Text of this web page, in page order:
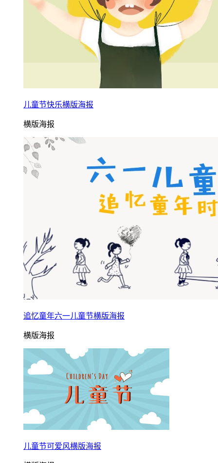
儿童节快乐横版海报
横版海报
追忆童年六一儿童节横版海报
横版海报
儿童节可爱风横版海报